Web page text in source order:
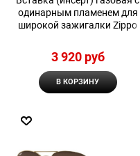
одинарным пламенем для
широкой зажигалки Zippo
3 920 руб
В КОРЗИНУ